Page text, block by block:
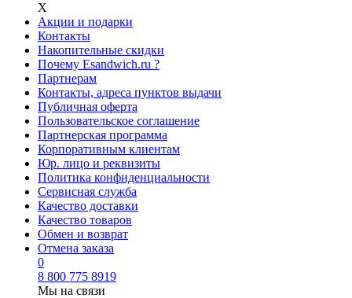
Х
Акции и подарки
Контакты
Накопительные скидки
Почему Esandwich.ru ?
Партнерам
Контакты, адреса пунктов выдачи
Публичная оферта
Пользовательское соглашение
Партнерская программа
Корпоративным клиентам
Юр. лицо и реквизиты
Политика конфиденциальности
Сервисная служба
Качество доставки
Качество товаров
Обмен и возврат
Отмена заказа
0
8 800 775 8919
Мы на связи